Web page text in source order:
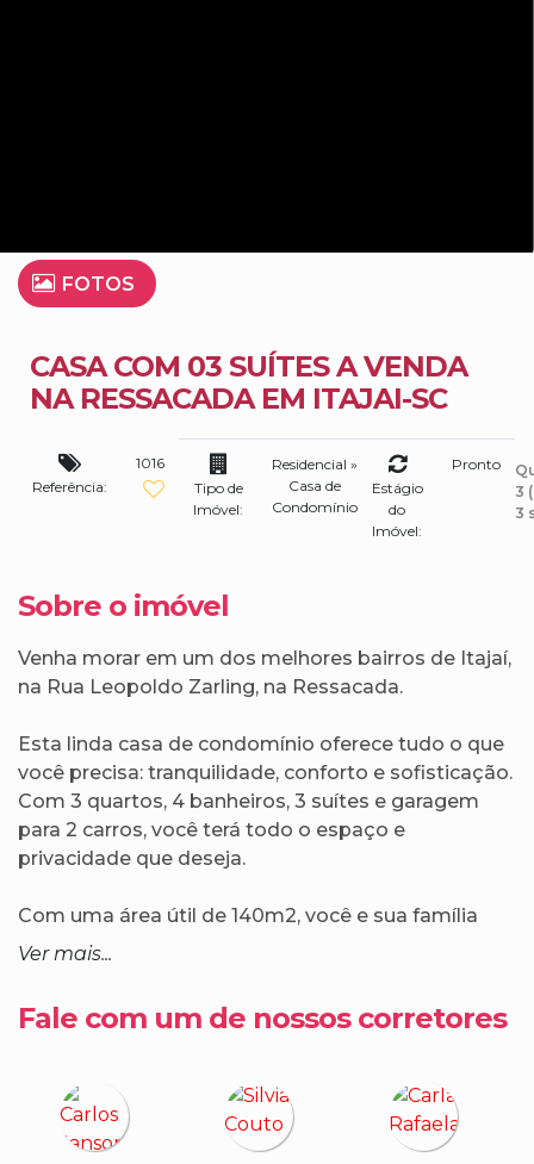
FOTOS
CASA COM 03 SUÍTES A VENDA
NA RESSACADA EM ITAJAI-SC
Referência:
1016
Tipo de
Imóvel:
Residencial »
Casa de
Condomínio
Estágio
do
Imóvel:
Pronto
3
3
Sobre o imóvel
Venha morar em um dos melhores bairros de Itajaí,
na Rua Leopoldo Zarling, na Ressacada.
Esta linda casa de condomínio oferece tudo o que
você precisa: tranquilidade, conforto e sofisticação.
Com 3 quartos, 4 banheiros, 3 suítes e garagem
para 2 carros, você terá todo o espaço e
privacidade que deseja.
Com uma área útil de 140m2, você e sua família
terão todo o conforto e comodidade que
Não perca esta oportunidade única, agende uma
Ver mais...
Fale com um de nossos corretores